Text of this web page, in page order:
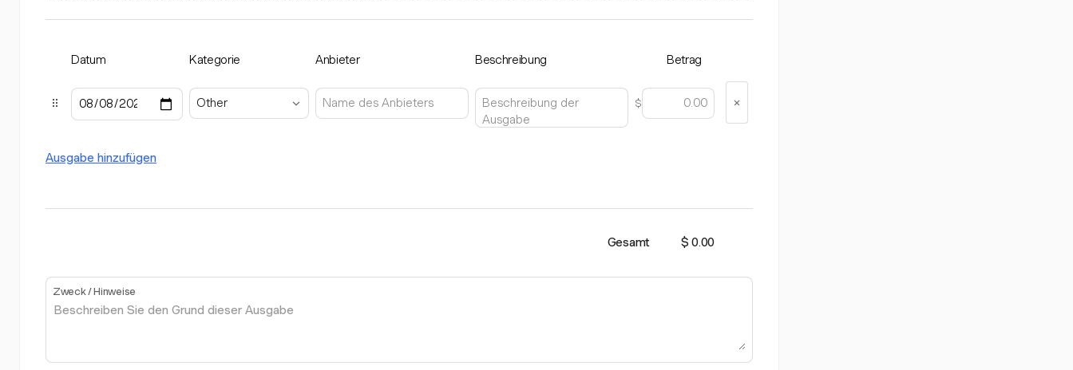
Datum Kategorie Anbieter Beschreibung Betrag
Other $
Ausgabe hinzufügen
Gesamt $ 0.00
Zweck / Hinweise